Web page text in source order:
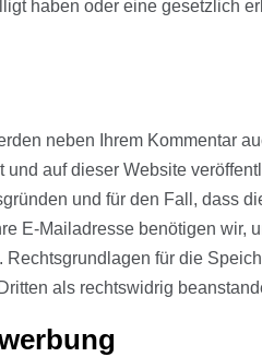
haben oder eine gesetzlich
neben Ihrem Kommentar
auf dieser Website
und für den Fall, dass
E-Mailadresse benötigen wir,
für die
als rechtswidrig